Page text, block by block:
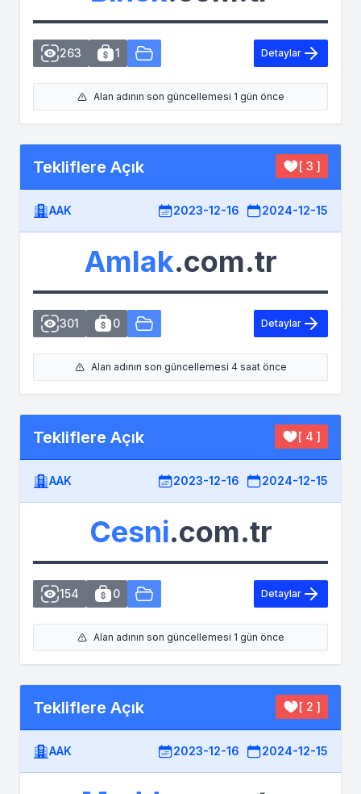
263 1 Detaylar
Alan adının son güncellemesi 1 gün önce
Tekliflere Açık [ 3 ]
AAK 2023-12-16 2024-12-15
Amlak.com.tr
301 0 Detaylar
Alan adının son güncellemesi 4 saat önce
Tekliflere Açık [ 4 ]
AAK 2023-12-16 2024-12-15
Cesni.com.tr
154 0 Detaylar
Alan adının son güncellemesi 1 gün önce
Tekliflere Açık [ 2 ]
AAK 2023-12-16 2024-12-15